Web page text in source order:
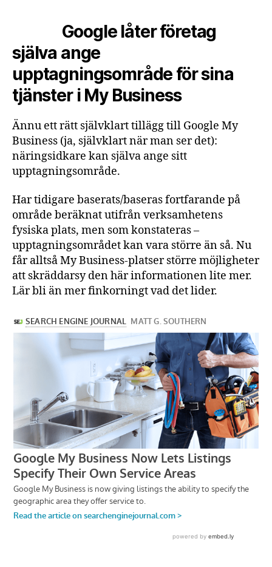
Google låter företag
själva ange
upptagningsområde för sina
tjänster i My Business
Ännu ett rätt självklart tillägg till Google My
Business (ja, självklart när man ser det):
näringsidkare kan själva ange sitt
upptagningsområde.
Har tidigare baserats/baseras fortfarande på
område beräknat utifrån verksamhetens
fysiska plats, men som konstateras –
upptagningsområdet kan vara större än så. Nu
får alltså My Business-platser större möjligheter
att skräddarsy den här informationen lite mer.
Lär bli än mer finkorningt vad det lider.